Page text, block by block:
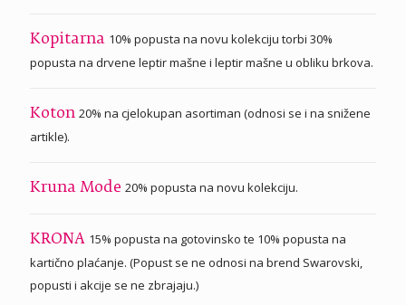
Kopitarna 10% popusta na novu kolekciju torbi 30%
popusta na drvene leptir mašne i leptir mašne u obliku brkova.
Koton 20% na cjelokupan asortiman (odnosi se i na snižene
artikle).
Kruna Mode 20% popusta na novu kolekciju.
KRONA 15% popusta na gotovinsko te 10% popusta na
kartično plaćanje. (Popust se ne odnosi na brend Swarovski,
popusti i akcije se ne zbrajaju.)